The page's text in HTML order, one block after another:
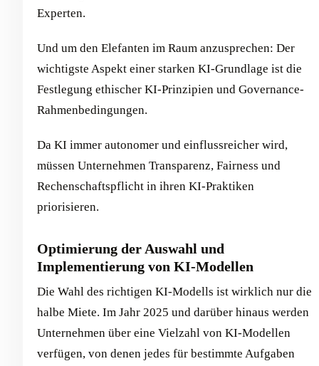
Experten.
Und um den Elefanten im Raum anzusprechen: Der
wichtigste Aspekt einer starken KI-Grundlage ist die
Festlegung ethischer KI-Prinzipien und Governance-
Rahmenbedingungen.
Da KI immer autonomer und einflussreicher wird,
müssen Unternehmen Transparenz, Fairness und
Rechenschaftspflicht in ihren KI-Praktiken
priorisieren.
Optimierung der Auswahl und
Implementierung von KI-Modellen
Die Wahl des richtigen KI-Modells ist wirklich nur die
halbe Miete. Im Jahr 2025 und darüber hinaus werden
Unternehmen über eine Vielzahl von KI-Modellen
verfügen, von denen jedes für bestimmte Aufgaben